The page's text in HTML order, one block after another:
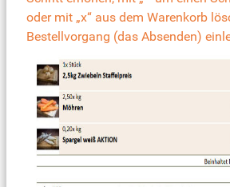
oder mit „x“ aus dem Warenkorb
Bestellvorgang (das Absenden)